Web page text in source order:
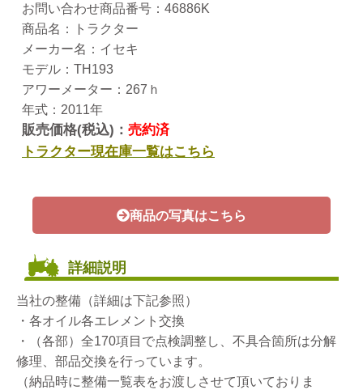
お問い合わせ商品番号：46886K
商品名：トラクター
メーカー名：イセキ
モデル：TH193
アワーメーター：267ｈ
年式：2011年
販売価格(税込)： 売約済
トラクター現在庫一覧はこちら
商品の写真はこちら
詳細説明
当社の整備（詳細は下記参照）
・各オイル各エレメント交換
・（各部）全170項目で点検調整し、不具合箇所は分解
修理、部品交換を行っています。
（納品時に整備一覧表をお渡しさせて頂いておりま